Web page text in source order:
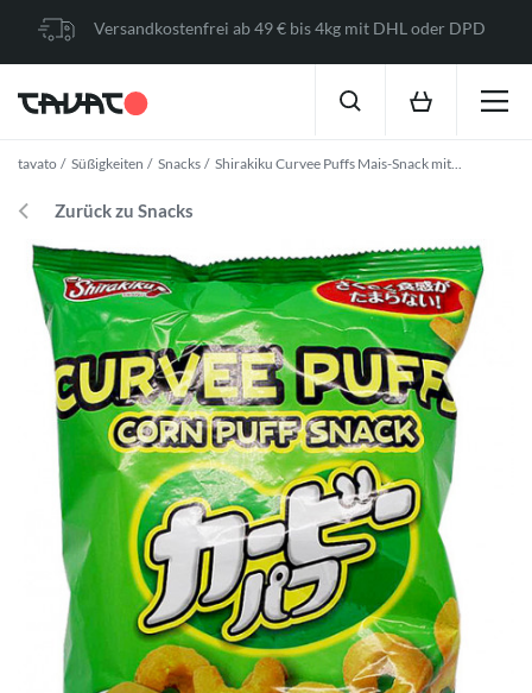
Versandkostenfrei ab 49 € bis 4kg mit DHL oder DPD
tavato Süßigkeiten Snacks Shirakiku Curvee Puffs Mais-Snack mit...
Zurück zu Snacks